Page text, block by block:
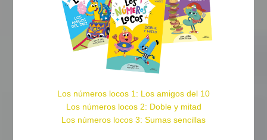
Los números locos 1: Los amigos del 10
Los números locos 2: Doble y mitad
Los números locos 3: Sumas sencillas